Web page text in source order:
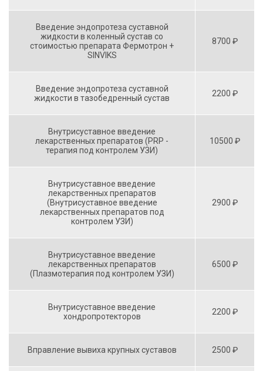
Введение эндопротеза суставной
жидкости в коленный сустав со
стоимостью препарата Фермотрон +
SINVIKS
8700 ₽
Введение эндопротеза суставной
жидкости в тазобедренный сустав
2200 ₽
Внутрисуставное введение
лекарственных препаратов (PRP -
терапия под контролем УЗИ)
10500 ₽
Внутрисуставное введение
лекарственных препаратов
(Внутрисуставное введение
лекарственных препаратов под
контролем УЗИ)
2900 ₽
Внутрисуставное введение
лекарственных препаратов
(Плазмотерапия под контролем УЗИ)
6500 ₽
Внутрисуставное введение
хондропротекторов
2200 ₽
Вправление вывиха крупных суставов 2500 ₽